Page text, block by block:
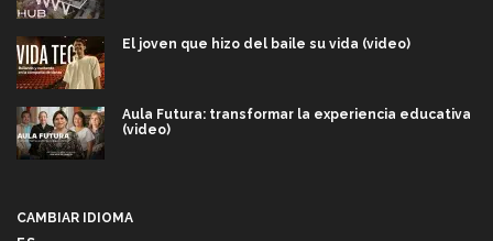
El joven que hizo del baile su vida (video)
Aula Futura: transformar la experiencia educativa
(video)
CAMBIAR IDIOMA